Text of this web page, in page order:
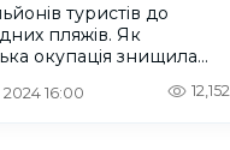
туристів до
пляжів. Як
окупація знищила
16:00 12,152